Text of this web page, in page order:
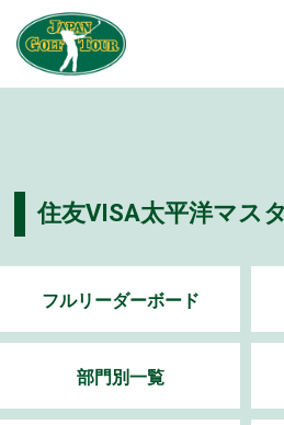
住友VISA太平洋マス
フルリーダーボード
部門別一覧